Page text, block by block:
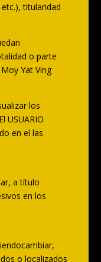
titularidad
o parte
Yat Ving
los
USUARIO
en el las
a título
en los
o localizados